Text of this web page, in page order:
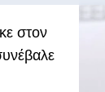
στον